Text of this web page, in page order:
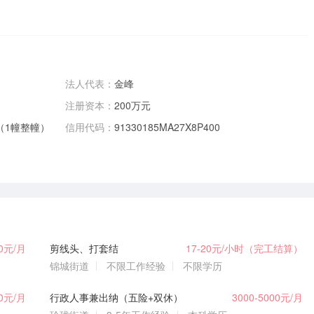
幢整幢）
法人代表： 金峰
注册资本： 200万元
信用代码： 91330185MA27X8P400
/月 剪线头、打套结
17-20元/小时（完工结算）
锦城街道
不限工作经验 不限学历
/月 行政人事兼出纳（五险+双休）
3000-5000元/月